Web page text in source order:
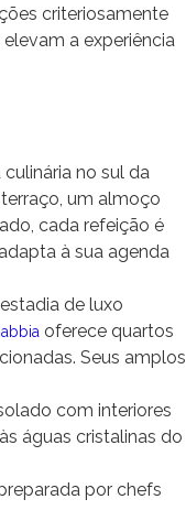
criteriosamente
a experiência
no sul da
um almoço
cada refeição é
à sua agenda
de luxo
oferece quartos
Seus amplos
com interiores
águas cristalinas do
por chefs